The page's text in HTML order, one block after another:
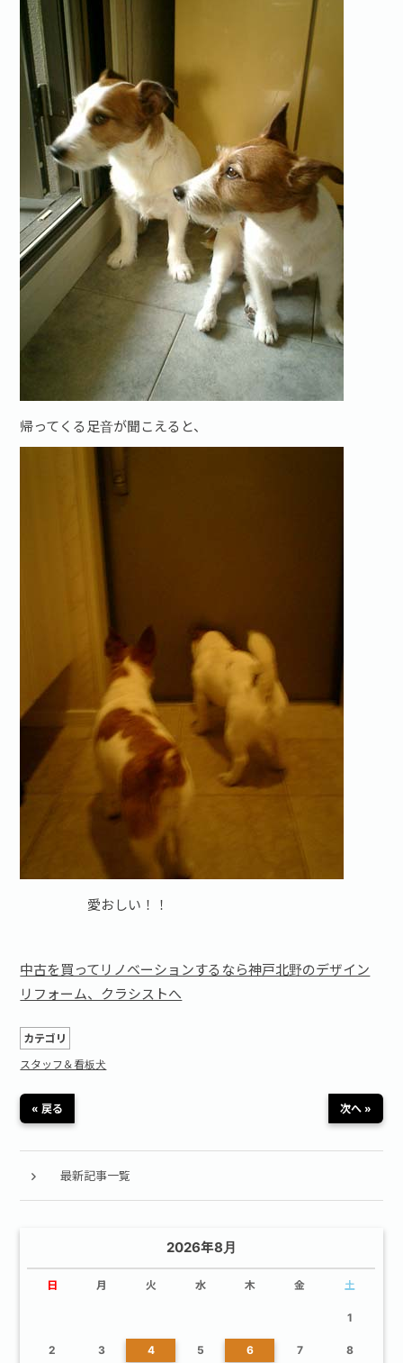
帰ってくる足音が聞こえると、
愛おしい！！
中古を買ってリノベーションするなら神戸北野のデザイン
リフォーム、クラシストへ
カテゴリ
スタッフ＆看板犬
« 戻る 次へ »
最新記事一覧
2026年8月
日 月 火 水 木 金 土
1
2 3 4 5 6 7 8